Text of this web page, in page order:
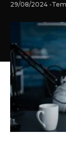
29/08/2024 -